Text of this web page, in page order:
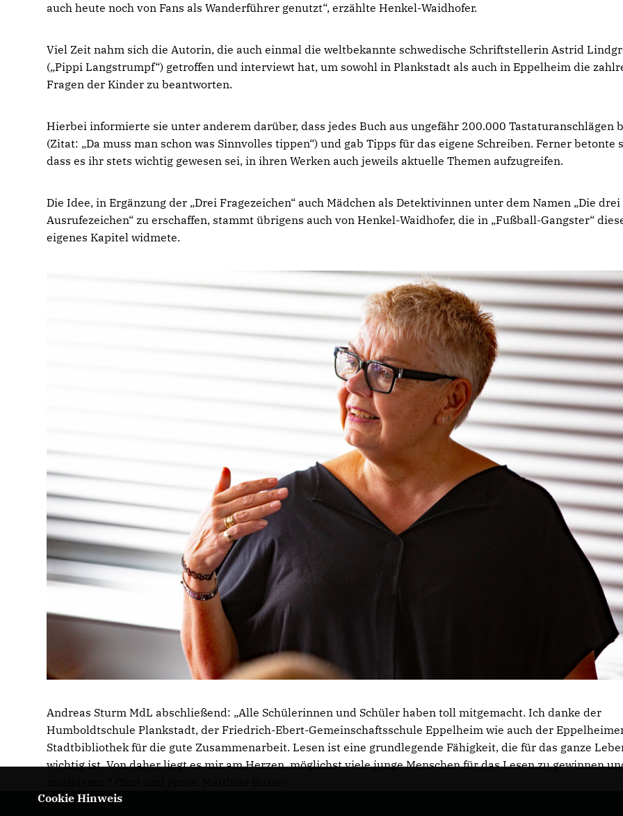
auch heute noch von Fans als Wanderführer genutzt“, erzählte Henkel-Waidhofer.
Viel Zeit nahm sich die Autorin, die auch einmal die weltbekannte schwedische Schriftstellerin Astrid
(„Pippi Langstrumpf“) getroffen und interviewt hat, um sowohl in Plankstadt als auch in Eppelheim die
Fragen der Kinder zu beantworten.
Hierbei informierte sie unter anderem darüber, dass jedes Buch aus ungefähr 200.000 Tastaturanschlägen
(Zitat: „Da muss man schon was Sinnvolles tippen“) und gab Tipps für das eigene Schreiben. Ferner betonte
dass es ihr stets wichtig gewesen sei, in ihren Werken auch jeweils aktuelle Themen aufzugreifen.
Die Idee, in Ergänzung der „Drei Fragezeichen“ auch Mädchen als Detektivinnen unter dem Namen „Die drei
Ausrufezeichen“ zu erschaffen, stammt übrigens auch von Henkel-Waidhofer, die in „Fußball-Gangster“
eigenes Kapitel widmete.
Andreas Sturm MdL abschließend: „Alle Schülerinnen und Schüler haben toll mitgemacht. Ich danke der
Humboldtschule Plankstadt, der Friedrich-Ebert-Gemeinschaftsschule Eppelheim wie auch der
Stadtbibliothek für die gute Zusammenarbeit. Lesen ist eine grundlegende Fähigkeit, die für das ganze
wichtig ist. Von daher liegt es mir am Herzen, möglichst viele junge Menschen für das Lesen zu gewinnen
Cookie Hinweis